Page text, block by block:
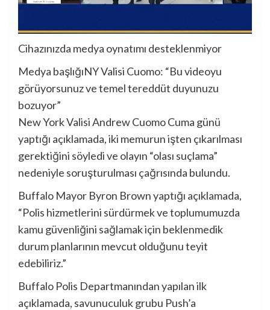
Cihazınızda medya oynatımı desteklenmiyor
Medya başlığıNY Valisi Cuomo: “Bu videoyu
görüyorsunuz ve temel tereddüt duyunuzu
bozuyor”
New York Valisi Andrew Cuomo Cuma günü
yaptığı açıklamada, iki memurun işten çıkarılması
gerektiğini söyledi ve olayın “olası suçlama”
nedeniyle soruşturulması çağrısında bulundu.
Buffalo Mayor Byron Brown yaptığı açıklamada,
“Polis hizmetlerini sürdürmek ve toplumumuzda
kamu güvenliğini sağlamak için beklenmedik
durum planlarının mevcut olduğunu teyit
edebiliriz.”
Buffalo Polis Departmanından yapılan ilk
açıklamada, savunuculuk grubu Push’a